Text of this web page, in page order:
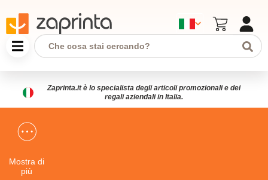
Zaprinta.it è lo specialista degli articoli promozionali e dei
regali aziendali in Italia.
Mostra di
più